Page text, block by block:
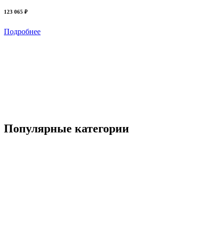
123 065 ₽
Подробнее
Популярные категории